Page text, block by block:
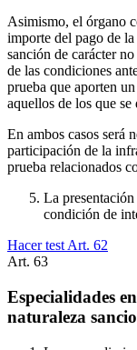
Asimismo, el órgano
importe del pago de
sanción de carácter
de las condiciones
prueba que aporten
aquellos de los que se
En ambos casos será
participación de la
prueba relacionados
La
condición de
Hacer test Art. 62
Art. 63
Especialidades
naturaleza